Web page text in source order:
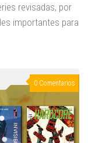
revisadas, por
importantes para
0 Comentarios